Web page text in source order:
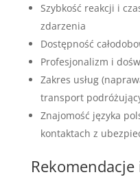
Szybkość reakcji i
zdarzenia
Dostępność
Profesjonalizm i
Zakres usług
transport
Znajomość języka
kontaktach z